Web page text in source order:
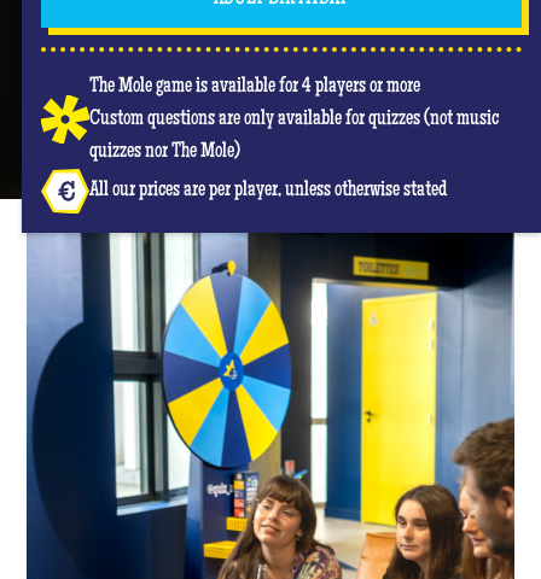
The Mole game is available for 4 players or more
Custom questions are only available for quizzes (not music
quizzes nor The Mole)
All our prices are per player, unless otherwise stated